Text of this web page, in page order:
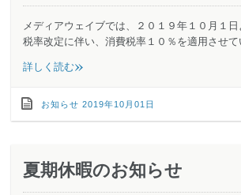
メディアウェイブでは、２０１９年１０月１
税率改定に伴い、消費税率１０％を適用させて
詳しく読む»
お知らせ 2019年10月01日
夏期休暇のお知らせ